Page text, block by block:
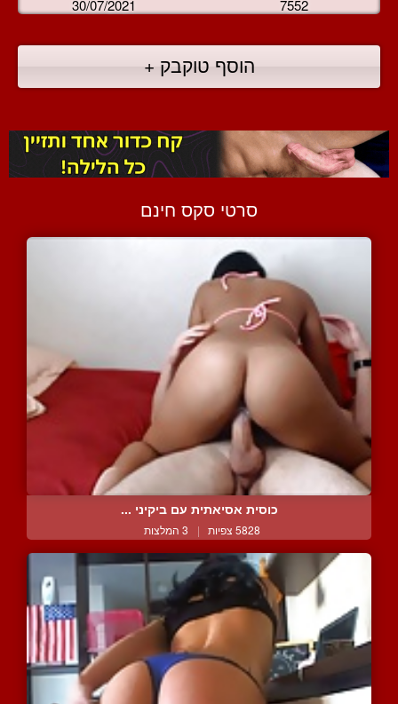
30/07/2021 7552
הוסף טוקבק +
סרטי סקס חינם
כוסית אסיאתית עם ביקיני ...
5828 צפיות | 3 המלצות